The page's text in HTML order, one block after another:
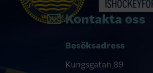
Kontakta oss
Besöksadress
Kungsgatan 89